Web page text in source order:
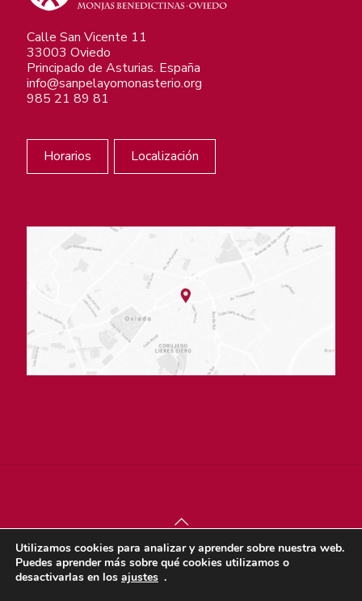
Calle San Vicente 11
33003 Oviedo
Principado de Asturias. España
info@sanpelayomonasterio.org
985 21 89 81
Horarios Localización
© sjdigital 2022 |Política de privacidad|Aviso legal
Política de cookies
Utilizamos cookies para analizar y aprender sobre nuestra web.
Puedes aprender más sobre qué cookies utilizamos o
desactivarlas en los ajustes .